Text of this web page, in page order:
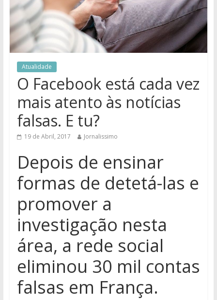
Atualidade
O Facebook está cada vez
mais atento às notícias
falsas. E tu?
19 de Abril, 2017 Jornalissimo
Depois de ensinar
formas de detetá-las e
promover a
investigação nesta
área, a rede social
eliminou 30 mil contas
falsas em França.